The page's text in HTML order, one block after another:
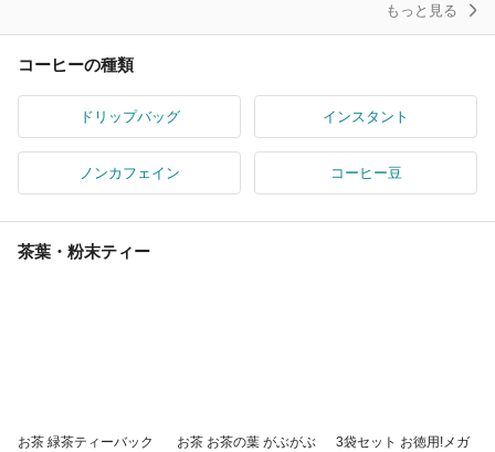
もっと見る
コーヒーの種類
ドリップバッグ インスタント
ノンカフェイン コーヒー豆
茶葉・粉末ティー
お茶 緑茶ティーバック
お茶 お茶の葉 がぶがぶ
3袋セット お徳用!メガ